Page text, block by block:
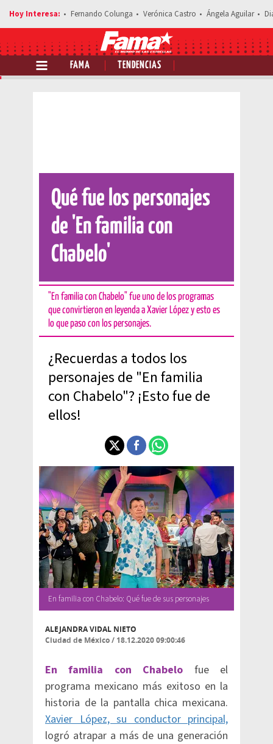
Fernando Colunga Verónica Castro Ángela Aguilar
FAMA TENDENCIAS
Comparte esta noticia
Qué fue los personajes
de 'En familia con
Chabelo'
"En familia con Chabelo" fue uno de los programas
que convirtieron en leyenda a Xavier López y esto es
lo que paso con los personajes.
¿Recuerdas a todos los
personajes de "En familia
con Chabelo"? ¡Esto fue de
ellos!
En familia con Chabelo: Qué fue de sus personajes
ALEJANDRA VIDAL NIETO
Ciudad de México/ 18.12.2020 09:00:46
En familia con Chabelo fue el
programa mexicano más exitoso en la
historia de la pantalla chica mexicana.
Xavier López, su conductor principal,
logró atrapar a más de una generación